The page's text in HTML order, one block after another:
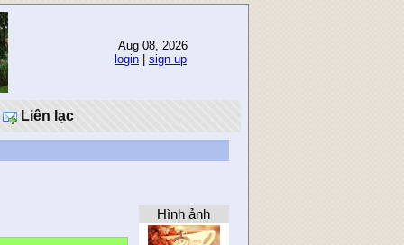
Aug 08, 2026
login
sign up
Liên lạc
Hình ảnh